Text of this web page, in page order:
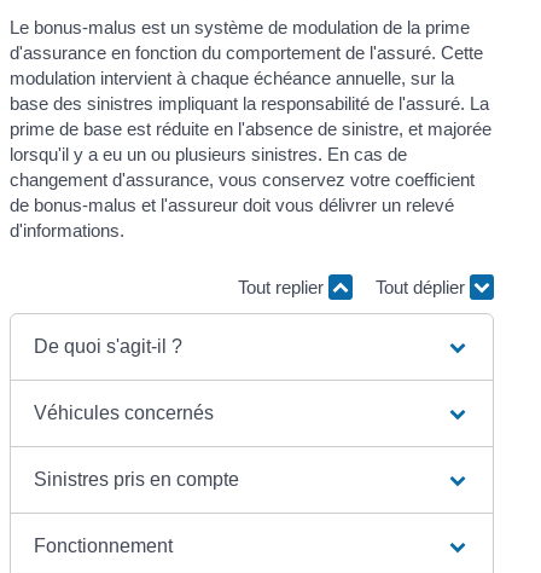
Le bonus-malus est un système de modulation de la prime
d'assurance en fonction du comportement de l'assuré. Cette
modulation intervient à chaque échéance annuelle, sur la
base des sinistres impliquant la responsabilité de l'assuré. La
prime de base est réduite en l'absence de sinistre, et majorée
lorsqu'il y a eu un ou plusieurs sinistres. En cas de
changement d'assurance, vous conservez votre coefficient
de bonus-malus et l'assureur doit vous délivrer un relevé
d'informations.
Tout replier Tout déplier
De quoi s'agit-il ?
Véhicules concernés
Sinistres pris en compte
Fonctionnement